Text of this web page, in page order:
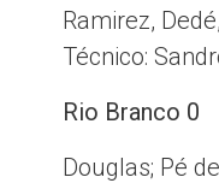
Ramirez,
Técnico:
Rio Branco 0
Douglas; Pé